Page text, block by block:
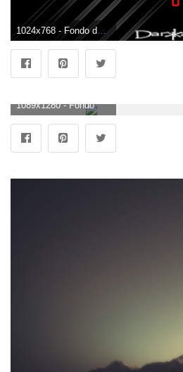
1089x1280 - Fondo de pantalla de 1089x1280. Imágen de cruz.